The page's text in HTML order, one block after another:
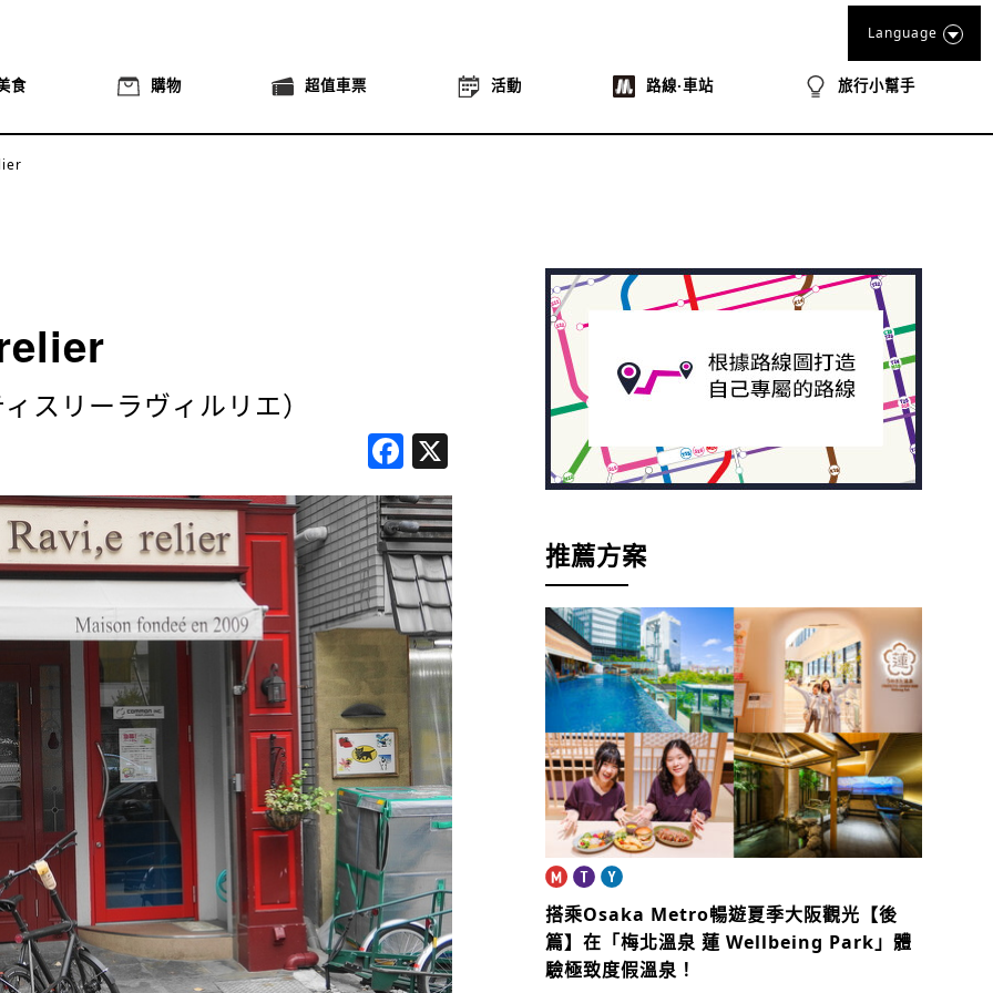
食 購物 超值車票 活動 路線‧車站 旅行小幫手
Language
スリーラヴィルリエ）
Facebook
推薦方案
搭乘Osaka Metro暢遊夏季大阪觀光【後
篇】在「梅北溫泉 蓮 Wellbeing Park」體
驗極致度假溫泉！